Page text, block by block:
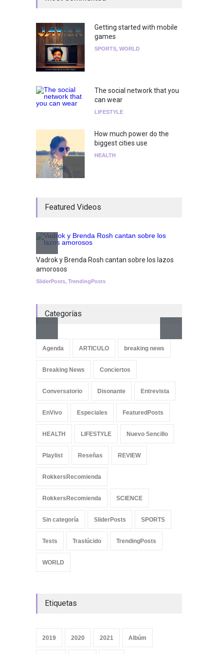
Getting started with mobile
games
SPORTS, WORLD
The social network that you
can wear
LIFESTYLE
How much power do the
biggest cities use
HEALTH
el show de Richie O'Farrill
becoming a reality
Featured Videos
Vadrok y Brenda Rosh cantan sobre los lazos
amorosos
SliderPosts, TrendingPosts
Categorías
Agenda ARTICULO breaking news
Breaking News Conciertos
Conversatorio Disonante Entrevista
EnVivo Especiales FeaturedPosts
HEALTH LIFESTYLE Nuevo Sencillo
Playlist Reseñas REVIEW
RokkersRecomienda
RokkersRecomienda SCIENCE
Sin categoría SliderPosts SPORTS
Tests Traslúcido TrendingPosts
WORLD
Etiquetas
2019 2020 2021 Albúm